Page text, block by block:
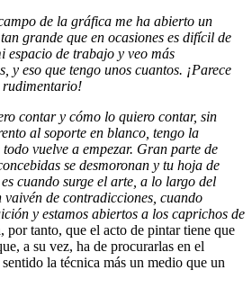
de la gráfica me ha abierto un
grande que en ocasiones es difícil de
espacio de trabajo y veo más
y eso que tengo unos cuantos. ¡Parece
contar y cómo lo quiero contar, sin
al soporte en blanco, tengo la
vuelve a empezar. Gran parte de
se desmoronan y tu hoja de
cuando surge el arte, a lo largo del
vaivén de contradicciones, cuando
y estamos abiertos a los caprichos de
por tanto, que el acto de pintar tiene que
a su vez, ha de procurarlas en el
la técnica más un medio que un